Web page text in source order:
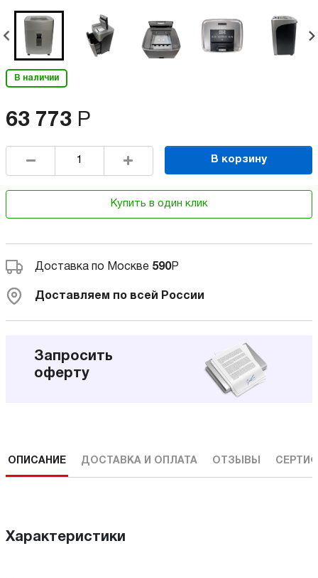
В наличии
63 773 Р
В корзину
Купить в один клик
Доставка по Москве 590Р
Доставляем по всей России
Запросить
оферту
ОПИСАНИЕ ДОСТАВКА И ОПЛАТА ОТЗЫВЫ
Характеристики